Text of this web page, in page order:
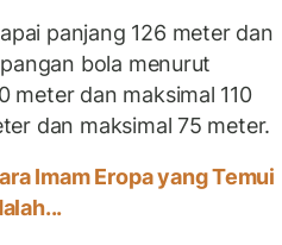
panjang 126 meter dan
bola menurut
meter dan maksimal 110
dan maksimal 75 meter.
Imam Eropa yang Temui